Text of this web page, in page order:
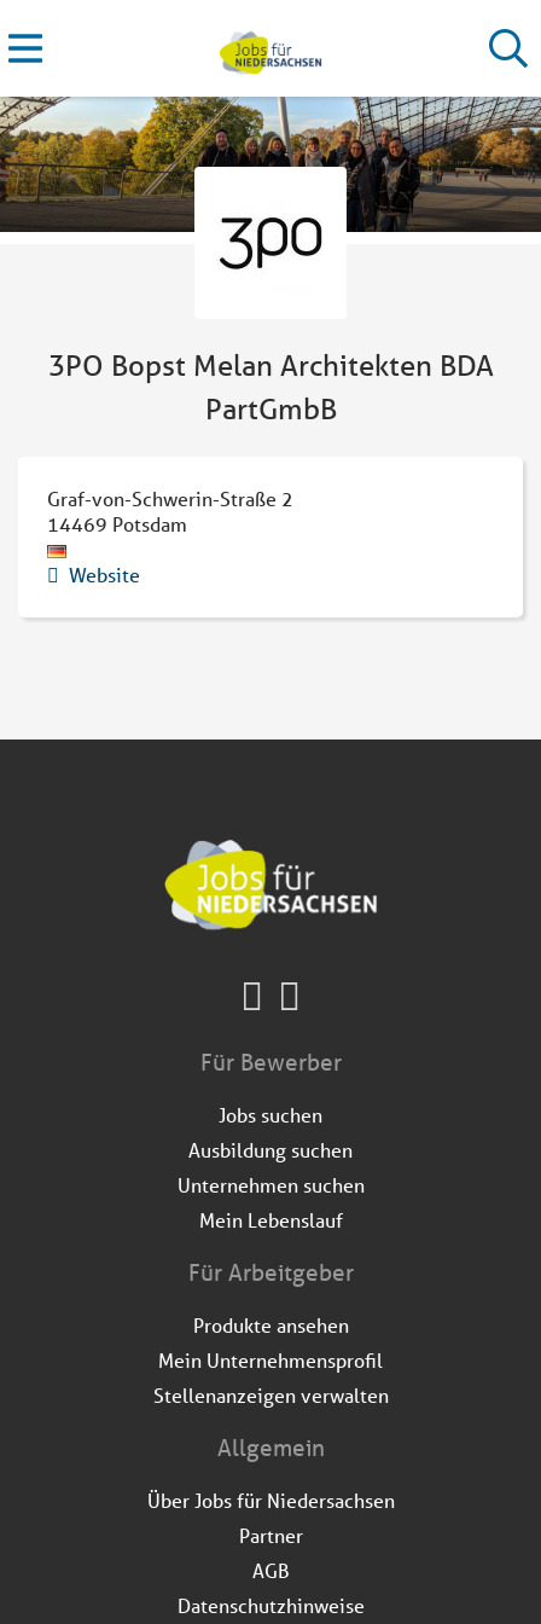
3PO Bopst Melan Architekten BDA
PartGmbB
Graf-von-Schwerin-Straße 2
14469 Potsdam
Website
Für Bewerber
Jobs suchen
Ausbildung suchen
Unternehmen suchen
Mein Lebenslauf
Für Arbeitgeber
Produkte ansehen
Mein Unternehmensprofil
Stellenanzeigen verwalten
Allgemein
Über Jobs für Niedersachsen
Partner
AGB
Datenschutzhinweise